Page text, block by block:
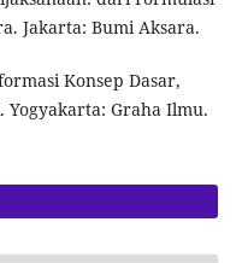
Jakarta: Bumi Aksara.
Konsep Dasar,
Yogyakarta: Graha Ilmu.